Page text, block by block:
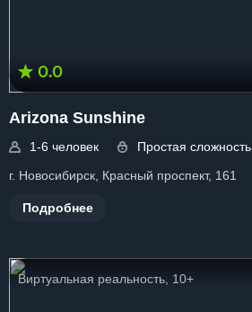
0.0
Arizona Sunshine
1-6 человек
Простая сложность
г. Новосибирск, Красный проспект, 161
Подробнее
Виртуальная реальность, 10+